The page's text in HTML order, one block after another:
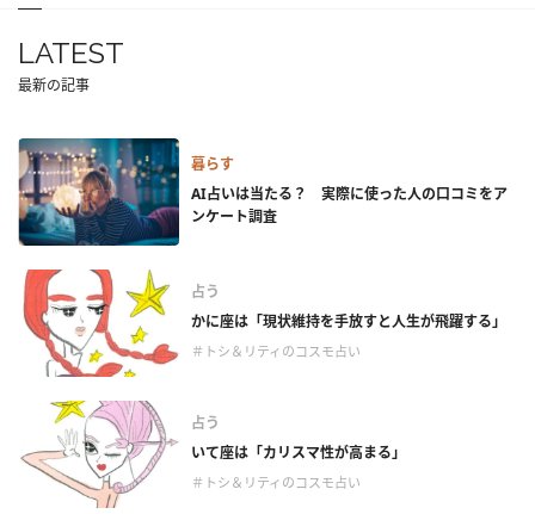
LATEST
最新の記事
暮らす
AI占いは当たる？ 実際に使った人の口コミをア
ンケート調査
占う
かに座は「現状維持を手放すと人生が飛躍する」
＃トシ＆リティのコスモ占い
占う
いて座は「カリスマ性が高まる」
＃トシ＆リティのコスモ占い